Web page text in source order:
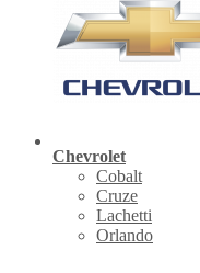
Chevrolet
Cobalt
Cruze
Lachetti
Orlando